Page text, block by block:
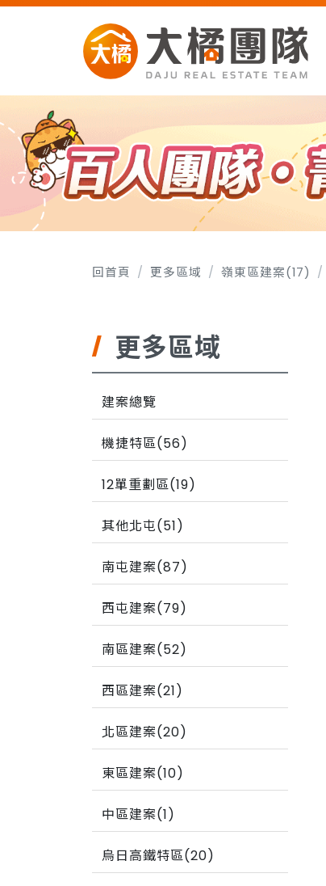
回首頁 更多區域 嶺東區建案(17)
更多區域
建案總覽
機捷特區(56)
12單重劃區(19)
其他北屯(51)
南屯建案(87)
西屯建案(79)
南區建案(52)
西區建案(21)
北區建案(20)
東區建案(10)
中區建案(1)
烏日高鐵特區(20)